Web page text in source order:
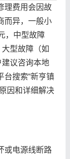
理费用会因故
而异，一般小
，中型故障
型故障（如
议咨询本地
台搜索“新亨镇
因和详细解决
或电源线断路